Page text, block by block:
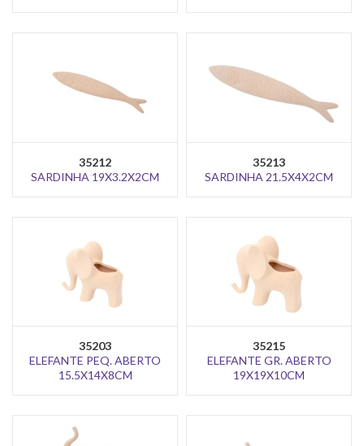
35212
SARDINHA 19X3.2X2CM
35213
SARDINHA 21.5X4X2CM
35203
ELEFANTE PEQ. ABERTO
15.5X14X8CM
35215
ELEFANTE GR. ABERTO
19X19X10CM